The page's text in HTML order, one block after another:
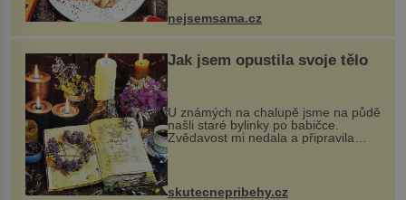
nejsemsama.cz
Jak jsem opustila svoje tělo
U známých na chalupě jsme na půdě
našli staré bylinky po babičce.
Zvědavost mi nedala a připravila
jsem si z nich lektvar… Zimní pobyt
na chalupě se pro mě vlastní vinou
změnil v děsivý zážitek, na kt...
skutecnepribehy.cz